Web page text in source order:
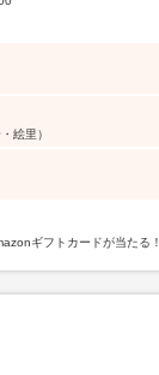
絵里）
ギフトカードが当たる！